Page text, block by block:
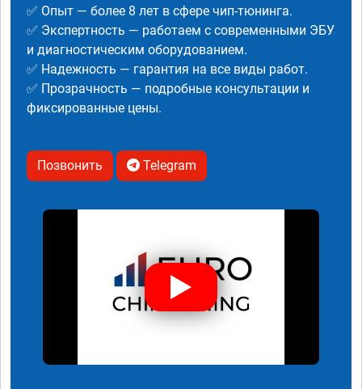
✅ Опыт — более 8 лет в сфере чип-тюнинга.
✅ Экспертность — работаем с современными ЭБУ
и диагностическим оборудованием.
✅ Надежность — гарантия на все виды работ.
✅ Прозрачность — подробные консультации и
фиксированные цены.
Позвонить Telegram